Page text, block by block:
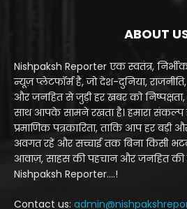
ABOUT
Nishpaksh Reporter एक स्वतंत्र,
न्यूज़ प्लेटफॉर्म है, जो देश-दुनिया,
और जनहित से जुड़ी हर खबर को
साथ आपके सामने रखता है। हमारा
प्रमाणिक पत्रकारिता, ताकि आप हर बड़ी
अवगत रहें और सच्चाई तक बिना किसी
आवाज़, साहस की पहचान और जनहित की
Nishpaksh Reporter....!
Contact us: